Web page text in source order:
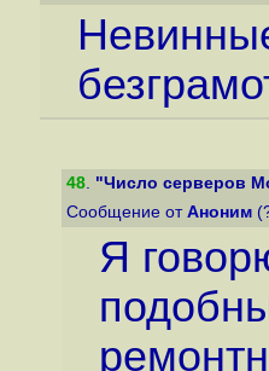
48. "Число серверов
Сообщение от Аноним
Я